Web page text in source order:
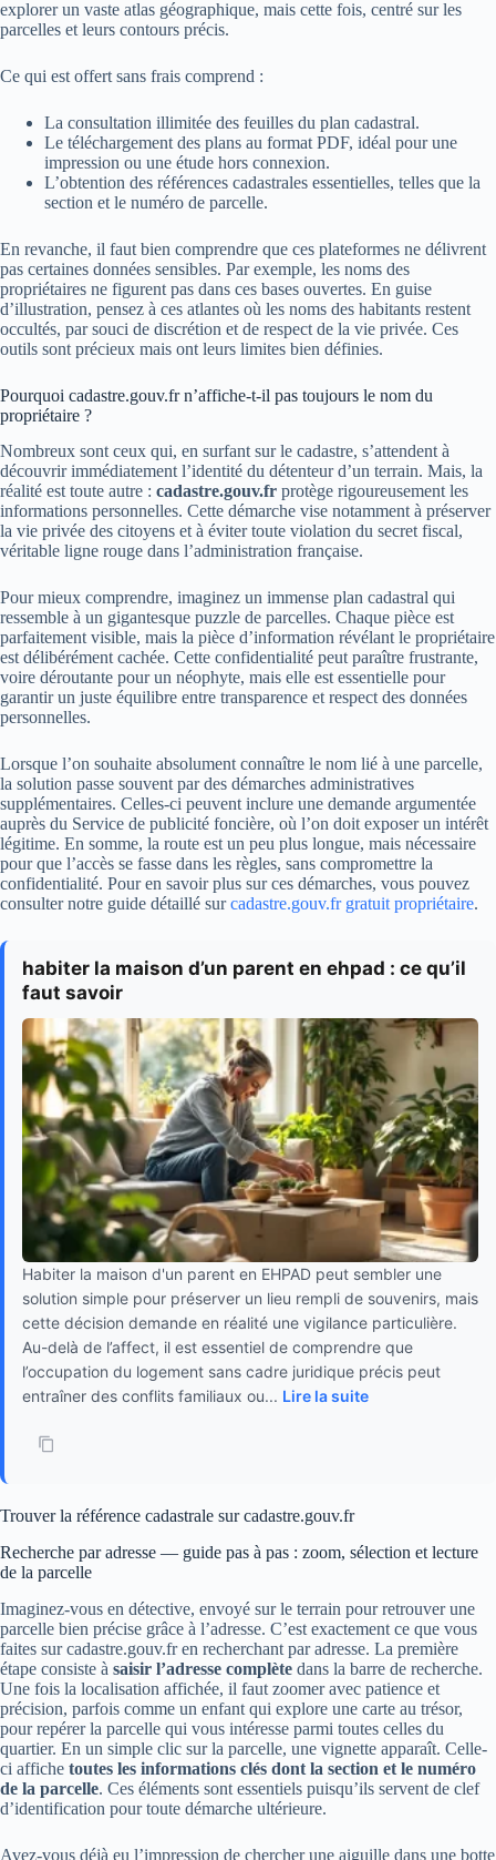
explorer un vaste atlas géographique, mais cette fois, centré sur les
parcelles et leurs contours précis.
Ce qui est offert sans frais comprend :
La consultation illimitée des feuilles du plan cadastral.
Le téléchargement des plans au format PDF, idéal pour une
impression ou une étude hors connexion.
L’obtention des références cadastrales essentielles, telles que la
section et le numéro de parcelle.
En revanche, il faut bien comprendre que ces plateformes ne délivrent
pas certaines données sensibles. Par exemple, les noms des
propriétaires ne figurent pas dans ces bases ouvertes. En guise
d’illustration, pensez à ces atlantes où les noms des habitants restent
occultés, par souci de discrétion et de respect de la vie privée. Ces
outils sont précieux mais ont leurs limites bien définies.
Pourquoi cadastre.gouv.fr n’affiche-t-il pas toujours le nom du
propriétaire ?
Nombreux sont ceux qui, en surfant sur le cadastre, s’attendent à
découvrir immédiatement l’identité du détenteur d’un terrain. Mais, la
réalité est toute autre : cadastre.gouv.fr protège rigoureusement les
informations personnelles. Cette démarche vise notamment à préserver
la vie privée des citoyens et à éviter toute violation du secret fiscal,
véritable ligne rouge dans l’administration française.
Pour mieux comprendre, imaginez un immense plan cadastral qui
ressemble à un gigantesque puzzle de parcelles. Chaque pièce est
parfaitement visible, mais la pièce d’information révélant le propriétaire
est délibérément cachée. Cette confidentialité peut paraître frustrante,
voire déroutante pour un néophyte, mais elle est essentielle pour
garantir un juste équilibre entre transparence et respect des données
personnelles.
Lorsque l’on souhaite absolument connaître le nom lié à une parcelle,
la solution passe souvent par des démarches administratives
supplémentaires. Celles-ci peuvent inclure une demande argumentée
auprès du Service de publicité foncière, où l’on doit exposer un intérêt
légitime. En somme, la route est un peu plus longue, mais nécessaire
pour que l’accès se fasse dans les règles, sans compromettre la
confidentialité. Pour en savoir plus sur ces démarches, vous pouvez
consulter notre guide détaillé surcadastre.gouv.fr gratuit propriétaire.
habiter la maison d’un parent en ehpad : ce qu’il
faut savoir
Habiter la maison d'un parent en EHPAD peut sembler une
solution simple pour préserver un lieu rempli de souvenirs, mais
cette décision demande en réalité une vigilance particulière.
Au-delà de l’affect, il est essentiel de comprendre que
l’occupation du logement sans cadre juridique précis peut
entraîner des conflits familiaux ou... Lire la suite
Trouver la référence cadastrale sur cadastre.gouv.fr
Recherche par adresse — guide pas à pas : zoom, sélection et lecture
de la parcelle
Imaginez-vous en détective, envoyé sur le terrain pour retrouver une
parcelle bien précise grâce à l’adresse. C’est exactement ce que vous
faites sur cadastre.gouv.fr en recherchant par adresse. La première
étape consiste à saisir l’adresse complète dans la barre de recherche.
Une fois la localisation affichée, il faut zoomer avec patience et
précision, parfois comme un enfant qui explore une carte au trésor,
pour repérer la parcelle qui vous intéresse parmi toutes celles du
quartier. En un simple clic sur la parcelle, une vignette apparaît. Celle-
ci affiche toutes les informations clés dont la section et le numéro
de la parcelle. Ces éléments sont essentiels puisqu’ils servent de clef
d’identification pour toute démarche ultérieure.
Avez-vous déjà eu l’impression de chercher une aiguille dans une botte